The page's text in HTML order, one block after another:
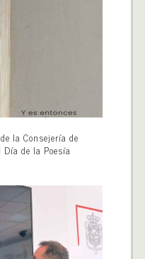
la Consejería de
de la Poesía